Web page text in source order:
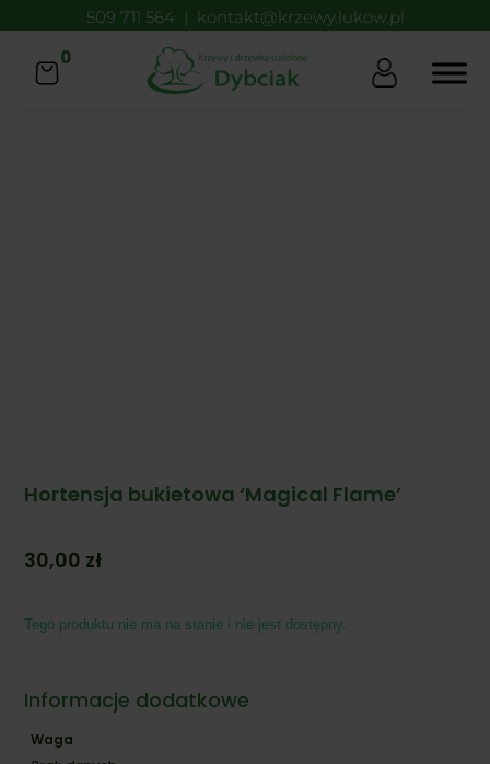
509 711 564 | kontakt@krzewy.lukow.pl
0
Hortensja bukietowa ‘Magical Flame’
30,00 zł
Tego produktu nie ma na stanie i nie jest dostępny.
Informacje dodatkowe
Waga